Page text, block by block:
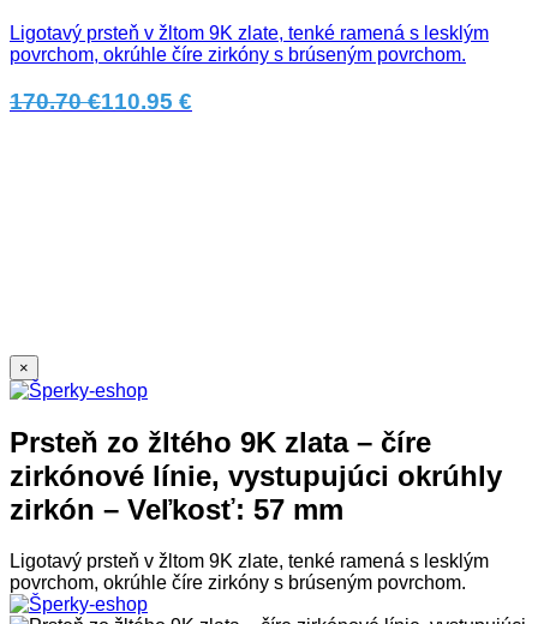
Ligotavý prsteň v žltom 9K zlate, tenké ramená s lesklým
povrchom, okrúhle číre zirkóny s brúseným povrchom.
170.70 €110.95 €
×
Prsteň zo žltého 9K zlata – číre
zirkónové línie, vystupujúci okrúhly
zirkón – Veľkosť: 57 mm
Ligotavý prsteň v žltom 9K zlate, tenké ramená s lesklým
povrchom, okrúhle číre zirkóny s brúseným povrchom.